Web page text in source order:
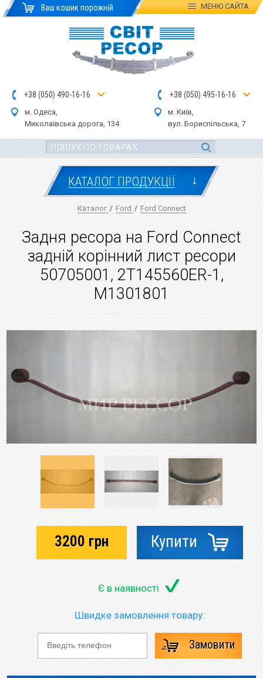
Ваш кошик порожній МЕНЮСАЙТА
+38 (050) 490-16-16
м. Одеса,
Миколаївська дорога, 134
+38 (050) 495-16-16
м. Київ,
вул. Бориспільська, 7
КАТАЛОГ ПРОДУКЦІЇ ↓
Каталог / Ford / Ford Connect
Задня ресора на Ford Connect
задній корінний лист ресори
50705001, 2T145560ER-1,
M1301801
3200 грн Купити
Є в наявності
Швидке замовлення товару:
Замовити